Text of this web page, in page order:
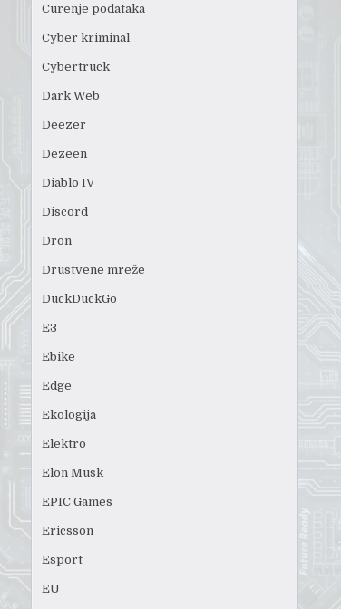
Curenje podataka
Cyber kriminal
Cybertruck
Dark Web
Deezer
Dezeen
Diablo IV
Discord
Dron
Drustvene mreže
DuckDuckGo
E3
Ebike
Edge
Ekologija
Elektro
Elon Musk
EPIC Games
Ericsson
Esport
EU